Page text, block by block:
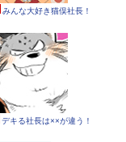
みんな大好き猫俣社長！
デキる社長は××が違う！